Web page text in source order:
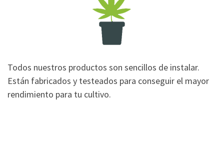
Todos nuestros productos son sencillos de instalar.
Están fabricados y testeados para conseguir el mayor
rendimiento para tu cultivo.